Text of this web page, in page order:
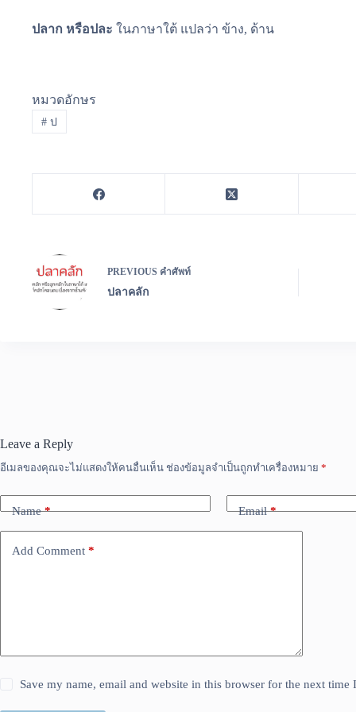
ปลาก หรือปละ ในภาษาใต้ แปลว่า ข้าง, ด้าน
หมวดอักษร
#ป
PREVIOUS คำศัพท์
ปลาคลัก
Leave a Reply
อีเมลของคุณจะไม่แสดงให้คนอื่นเห็น ช่องข้อมูลจำเป็นถูกทำเครื่องหมาย *
Name* Email*
Add Comment *
Save my name, email and website in this browser for the next time